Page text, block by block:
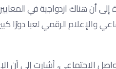
أن هناك ازدواجية في
والإعلام الرقمي لعبا دورًا
الاجتماعي، أشارت إلى أن